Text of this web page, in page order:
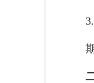
3.
期